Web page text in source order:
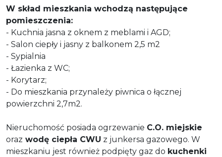
W skład mieszkania wchodzą następujące
pomieszczenia:
- Kuchnia jasna z oknem z meblami i AGD;
- Salon ciepły i jasny z balkonem 2,5 m2
- Sypialnia
- Łazienka z WC;
- Korytarz;
- Do mieszkania przynależy piwnica o łącznej
powierzchni 2,7m2.
Nieruchomość posiada ogrzewanie C.O. miejskie
oraz wodę ciepła CWU z junkersa gazowego. W
mieszkaniu jest również podpięty gaz do kuchenki